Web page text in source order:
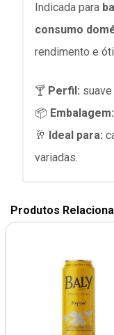
Indicada para
consumo
rendimento e
🍸 Perfil:
📦 Embalagem:
🥂 Ideal para:
variadas.
Produtos